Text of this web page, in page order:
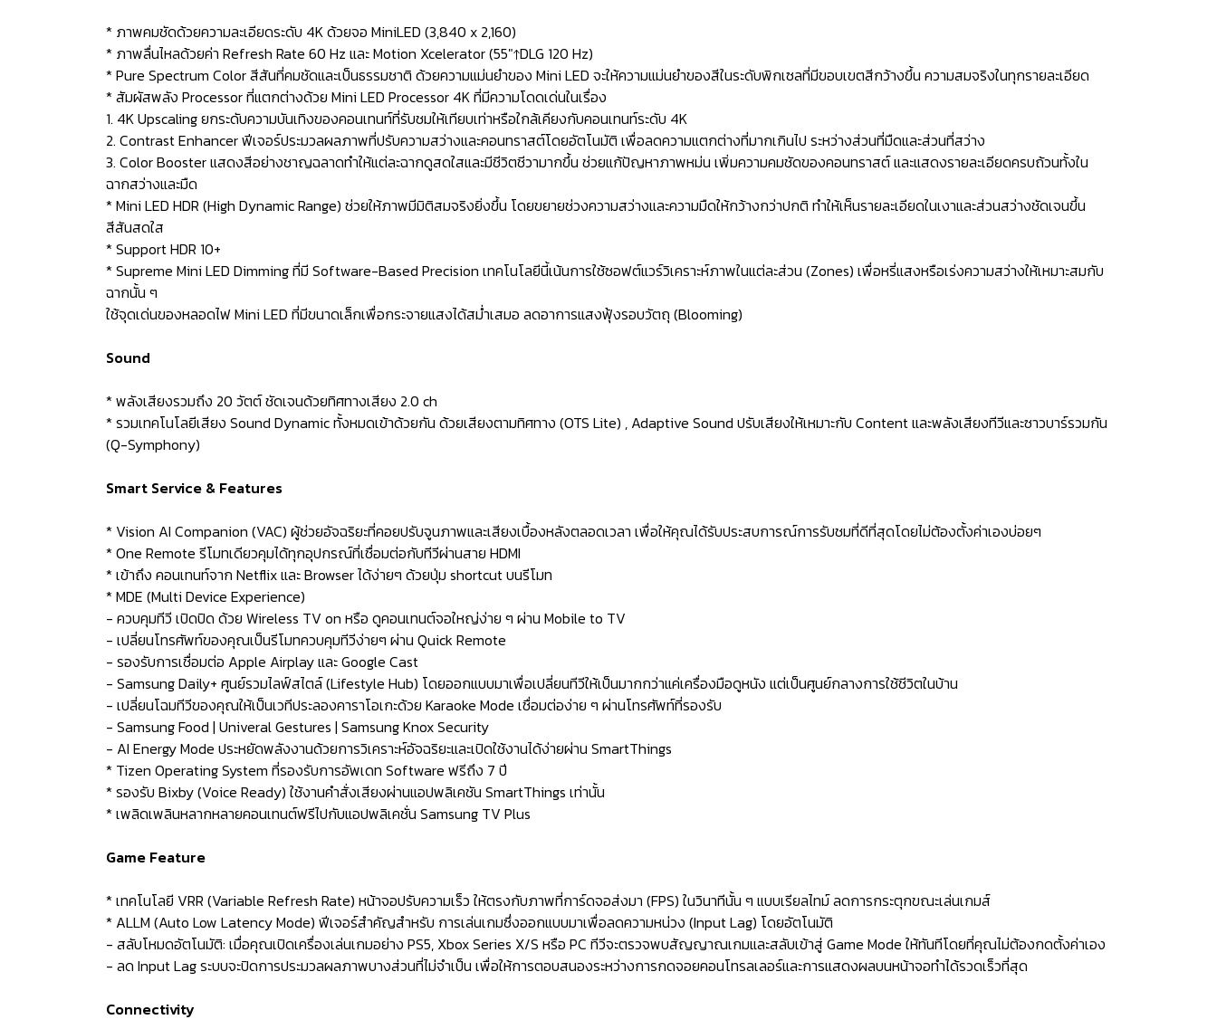
* ภาพคมชัดด้วยความละเอียดระดับ 4K ด้วยจอ MiniLED (3,840 x 2,160)
* ภาพลื่นไหลด้วยค่า Refresh Rate 60 Hz และ Motion Xcelerator (55"↑DLG 120 Hz)
* Pure Spectrum Color สีสันที่คมชัดและเป็นธรรมชาติ ด้วยความแม่นยำของ Mini LED จะให้ความแม่นยำของสีในระดับพิกเซลที่มีขอบเขตสีกว้างขึ้น ความสมจริงในทุกรายละเอียด
* สัมผัสพลัง Processor ที่แตกต่างด้วย Mini LED Processor 4K ที่มีความโดดเด่นในเรื่อง
1. 4K Upscaling ยกระดับความบันเทิงของคอนเทนท์ที่รับชมให้เทียบเท่าหรือใกล้เคียงกับคอนเทนท์ระดับ 4K
2. Contrast Enhancer ฟีเจอร์ประมวลผลภาพที่ปรับความสว่างและคอนทราสต์โดยอัตโนมัติ เพื่อลดความแตกต่างที่มากเกินไป ระหว่างส่วนที่มืดและส่วนที่สว่าง
3. Color Booster แสดงสีอย่างชาญฉลาดทำให้แต่ละฉากดูสดใสและมีชีวิตชีวามากขึ้น ช่วยแก้ปัญหาภาพหม่น เพิ่มความคมชัดของคอนทราสต์ และแสดงรายละเอียดครบถ้วนทั้งใน
ฉากสว่างและมืด
* Mini LED HDR (High Dynamic Range) ช่วยให้ภาพมีมิติสมจริงยิ่งขึ้น โดยขยายช่วงความสว่างและความมืดให้กว้างกว่าปกติ ทำให้เห็นรายละเอียดในเงาและส่วนสว่างชัดเจนขึ้น
สีสันสดใส
* Support HDR 10+
* Supreme Mini LED Dimming ที่มี Software-Based Precision เทคโนโลยีนี้เน้นการใช้ซอฟต์แวร์วิเคราะห์ภาพในแต่ละส่วน (Zones) เพื่อหรี่แสงหรือเร่งความสว่างให้เหมาะสมกับ
ฉากนั้น ๆ
ใช้จุดเด่นของหลอดไฟ Mini LED ที่มีขนาดเล็กเพื่อกระจายแสงได้สม่ำเสมอ ลดอาการแสงฟุ้งรอบวัตถุ (Blooming)
Sound
* พลังเสียงรวมถึง 20 วัตต์ ชัดเจนด้วยทิศทางเสียง 2.0 ch
* รวมเทคโนโลยีเสียง Sound Dynamic ทั้งหมดเข้าด้วยกัน ด้วยเสียงตามทิศทาง (OTS Lite) , Adaptive Sound ปรับเสียงให้เหมาะกับ Content และพลังเสียงทีวีและซาวบาร์รวมกัน
(Q-Symphony)
Smart Service & Features
* Vision AI Companion (VAC) ผู้ช่วยอัจฉริยะที่คอยปรับจูนภาพและเสียงเบื้องหลังตลอดเวลา เพื่อให้คุณได้รับประสบการณ์การรับชมที่ดีที่สุดโดยไม่ต้องตั้งค่าเองบ่อยๆ
* One Remote รีโมทเดียวคุมได้ทุกอุปกรณ์ที่เชื่อมต่อกับทีวีผ่านสาย HDMI
* เข้าถึง คอนเทนท์จาก Netflix และ Browser ได้ง่ายๆ ด้วยปุ่ม shortcut บนรีโมท
* MDE (Multi Device Experience)
- ควบคุมทีวี เปิดปิด ด้วย Wireless TV on หรือ ดูคอนเทนต์จอใหญ่ง่าย ๆ ผ่าน Mobile to TV
- เปลี่ยนโทรศัพท์ของคุณเป็นรีโมทควบคุมทีวีง่ายๆ ผ่าน Quick Remote
- รองรับการเชื่อมต่อ Apple Airplay และ Google Cast
- Samsung Daily+ ศูนย์รวมไลฟ์สไตล์ (Lifestyle Hub) โดยออกแบบมาเพื่อเปลี่ยนทีวีให้เป็นมากกว่าแค่เครื่องมือดูหนัง แต่เป็นศูนย์กลางการใช้ชีวิตในบ้าน
- เปลี่ยนโฉมทีวีของคุณให้เป็นเวทีประลองคาราโอเกะด้วย Karaoke Mode เชื่อมต่อง่าย ๆ ผ่านโทรศัพท์ที่รองรับ
- Samsung Food | Univeral Gestures | Samsung Knox Security
- AI Energy Mode ประหยัดพลังงานด้วยการวิเคราะห์อัจฉริยะและเปิดใช้งานได้ง่ายผ่าน SmartThings
* Tizen Operating System ที่รองรับการอัพเดท Software ฟรีถึง 7 ปี
* รองรับ Bixby (Voice Ready) ใช้งานคำสั่งเสียงผ่านแอปพลิเคชัน SmartThings เท่านั้น
* เพลิดเพลินหลากหลายคอนเทนต์ฟรีไปกับแอปพลิเคชั่น Samsung TV Plus
Game Feature
* เทคโนโลยี VRR (Variable Refresh Rate) หน้าจอปรับความเร็ว ให้ตรงกับภาพที่การ์ดจอส่งมา (FPS) ในวินาทีนั้น ๆ แบบเรียลไทม์ ลดการกระตุกขณะเล่นเกมส์
* ALLM (Auto Low Latency Mode) ฟีเจอร์สำคัญสำหรับ การเล่นเกมซึ่งออกแบบมาเพื่อลดความหน่วง (Input Lag) โดยอัตโนมัติ
- สลับโหมดอัตโนมัติ: เมื่อคุณเปิดเครื่องเล่นเกมอย่าง PS5, Xbox Series X/S หรือ PC ทีวีจะตรวจพบสัญญาณเกมและสลับเข้าสู่ Game Mode ให้ทันทีโดยที่คุณไม่ต้องกดตั้งค่าเอง
- ลด Input Lag ระบบจะปิดการประมวลผลภาพบางส่วนที่ไม่จำเป็น เพื่อให้การตอบสนองระหว่างการกดจอยคอนโทรลเลอร์และการแสดงผลบนหน้าจอทำได้รวดเร็วที่สุด
Connectivity